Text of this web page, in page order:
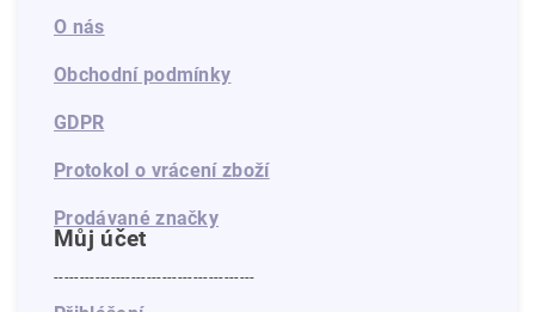
O nás
Obchodní podmínky
GDPR
Protokol o vrácení zboží
Prodávané značky
Můj účet
---------------------------------------